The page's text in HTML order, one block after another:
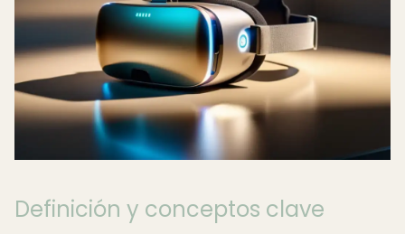
Definición y conceptos clave